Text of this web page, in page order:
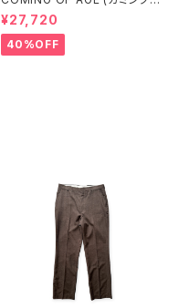
ブエイジ) FLARED SHORTS
（GINGHAM LIME/BLACK）
¥27,720
40%OFF